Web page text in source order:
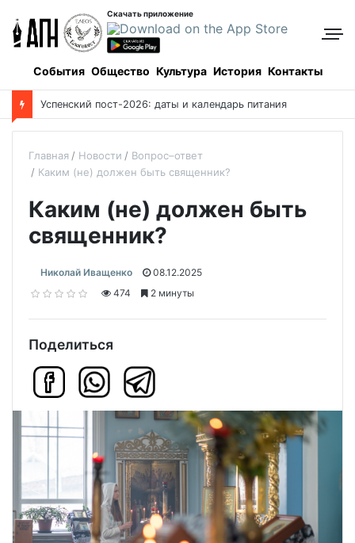
Скачать приложение
События Общество Культура История Контакты
Успенский пост-2026: даты и календарь питания
Главная Новости
Вопрос–ответ
Каким (не) должен быть священник?
Каким (не) должен быть
священник?
Николай Иващенко
08.12.2025
474
2 минуты
Поделиться